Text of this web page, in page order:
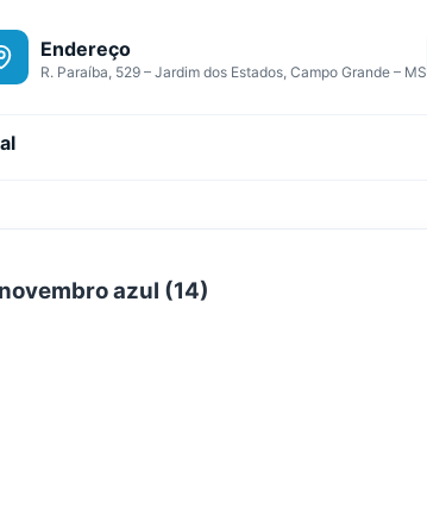
Endereço
R. Paraíba, 529 – Jardim dos Estados, Campo Grande – MS
azul (14)